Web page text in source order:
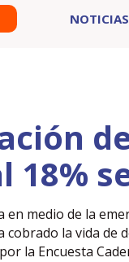
NOTICIAS
18%
en medio de la
cobrado la vida
la Encuesta